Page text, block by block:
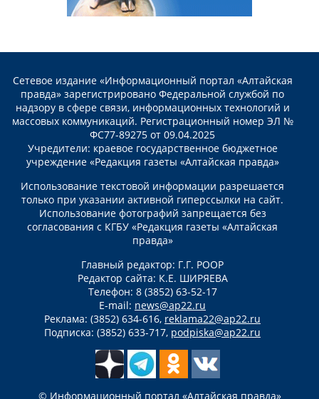
Сетевое издание «Информационный портал «Алтайская
правда» зарегистрировано Федеральной службой по
надзору в сфере связи, информационных технологий и
массовых коммуникаций. Регистрационный номер ЭЛ №
ФС77-89275 от 09.04.2025
Учредители: краевое государственное бюджетное
учреждение «Редакция газеты «Алтайская правда»
Использование текстовой информации разрешается
только при указании активной гиперссылки на сайт.
Использование фотографий запрещается без
согласования с КГБУ «Редакция газеты «Алтайская
правда»
Главный редактор: Г.Г. РООР
Редактор сайта: К.Е. ШИРЯЕВА
Телефон: 8 (3852) 63-52-17
E-mail: news@ap22.ru
Реклама: (3852) 634-616, reklama22@ap22.ru
Подписка: (3852) 633-717, podpiska@ap22.ru
© Информационный портал «Алтайская правда»